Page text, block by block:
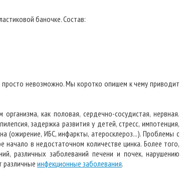
баночке. Состав:
просто невозможно. Мы коротко опишем к чему приводит
как половая, сердечно-сосудистая, нервная.
задержка развития у детей, стресс, импотенция,
(ожирение, ИБС, инфаркты, атеросклероз...). Проблемы с
начало в недостаточном количестве цинка. Более того,
различных заболеваний печени и почек, нарушению
различные инфекционные заболевания.